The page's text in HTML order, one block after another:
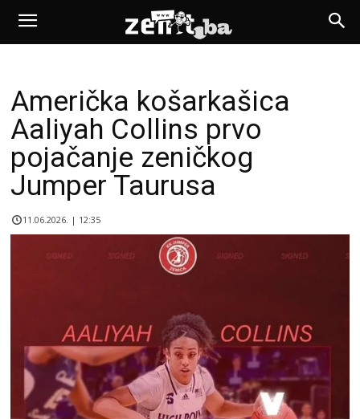
Američka košarkašica
Aaliyah Collins prvo
pojačanje zeničkog
Jumper Taurusa
11.06.2026. | 12:35